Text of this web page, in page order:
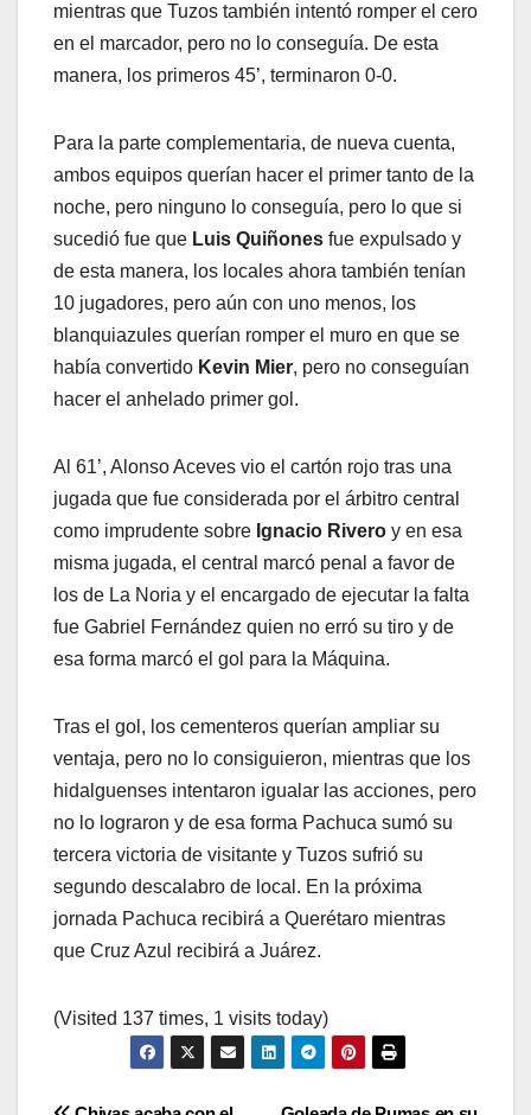
mientras que Tuzos también intentó romper el cero
en el marcador, pero no lo conseguía. De esta
manera, los primeros 45’, terminaron 0-0.
Para la parte complementaria, de nueva cuenta,
ambos equipos querían hacer el primer tanto de la
noche, pero ninguno lo conseguía, pero lo que si
sucedió fue que Luis Quiñones fue expulsado y
de esta manera, los locales ahora también tenían
10 jugadores, pero aún con uno menos, los
blanquiazules querían romper el muro en que se
había convertido Kevin Mier, pero no conseguían
hacer el anhelado primer gol.
Al 61’, Alonso Aceves vio el cartón rojo tras una
jugada que fue considerada por el árbitro central
como imprudente sobre Ignacio Rivero y en esa
misma jugada, el central marcó penal a favor de
los de La Noria y el encargado de ejecutar la falta
fue Gabriel Fernández quien no erró su tiro y de
esa forma marcó el gol para la Máquina.
Tras el gol, los cementeros querían ampliar su
ventaja, pero no lo consiguieron, mientras que los
hidalguenses intentaron igualar las acciones, pero
no lo lograron y de esa forma Pachuca sumó su
tercera victoria de visitante y Tuzos sufrió su
segundo descalabro de local. En la próxima
jornada Pachuca recibirá a Querétaro mientras
que Cruz Azul recibirá a Juárez.
(Visited 137 times, 1 visits today)